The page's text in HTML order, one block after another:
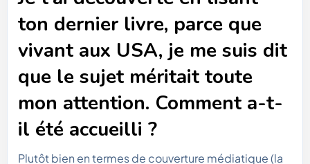
ton dernier livre, parce que
vivant aux USA, je me suis dit
que le sujet méritait toute
mon attention. Comment a-t-
il été accueilli ?
Plutôt bien en termes de couverture médiatique (la